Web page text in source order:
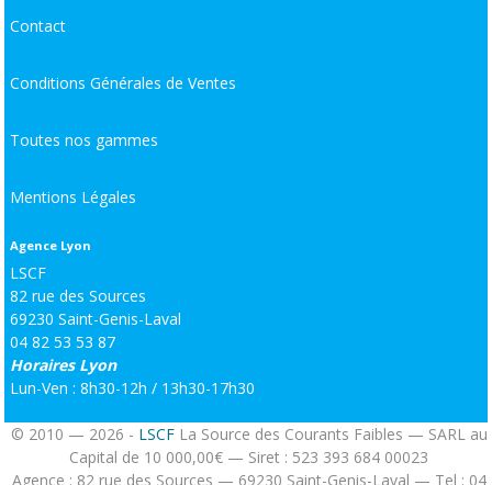
Contact
Conditions Générales de Ventes
Toutes nos gammes
Mentions Légales
Agence Lyon
LSCF
82 rue des Sources
69230 Saint-Genis-Laval
04 82 53 53 87
Horaires Lyon
Lun-Ven : 8h30-12h / 13h30-17h30
© 2010 — 2026 - LSCFLa Source des Courants Faibles — SARL au
Capital de 10 000,00€ — Siret : 523 393 684 00023
Agence : 82 rue des Sources — 69230 Saint-Genis-Laval — Tel : 04